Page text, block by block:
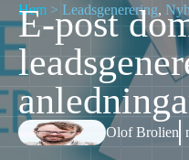
Hem > Leadsgenerering,
E-post
Olof Brolien